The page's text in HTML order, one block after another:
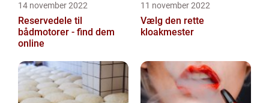
14 november 2022
Reservedele til
bådmotorer - find dem
online
11 november 2022
Vælg den rette
kloakmester